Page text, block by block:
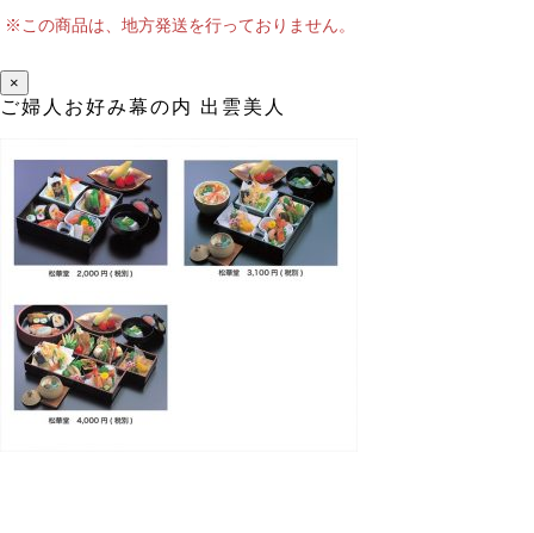
※この商品は、地方発送を行っておりません。
×
ご婦人お好み幕の内 出雲美人